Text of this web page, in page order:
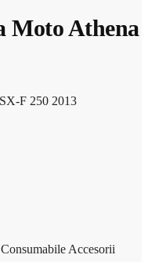
Moto Athena
F 250 2013
Accesorii